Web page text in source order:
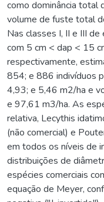
como dominância
volume de fuste total
Nas classes I, II e III
com 5 cm < dap < 15
respectivamente,
854; e 886 indivíduos
4,93; e 5,46 m2/ha e
e 97,61 m3/ha. As
relativa, Lecythis
(não comercial) e
em todos os níveis de
distribuições de
espécies comerciais
equação de Meyer,